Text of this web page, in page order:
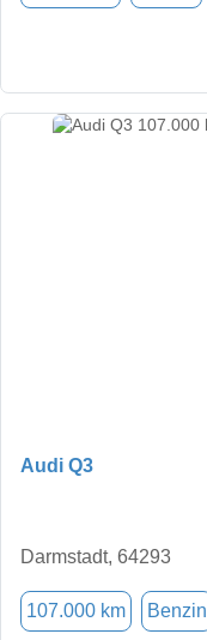
Audi Q3
Darmstadt, 64293
107.000 km Benzin